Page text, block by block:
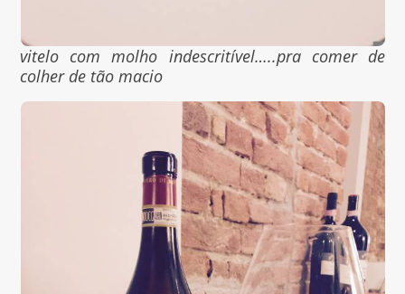
vitelo com molho indescritível…..pra comer de
colher de tão macio